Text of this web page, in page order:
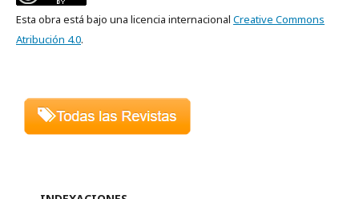
Esta obra está bajo una licencia internacional Creative Commons
Atribución 4.0.